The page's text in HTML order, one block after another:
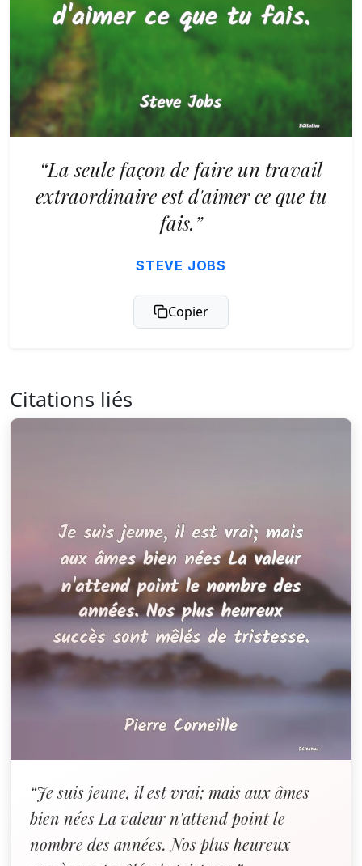
“La seule façon de faire un travail
extraordinaire est d'aimer ce que tu
fais.”
STEVE JOBS
Copier
Citations liés
“Je suis jeune, il est vrai; mais aux âmes
bien nées La valeur n'attend point le
nombre des années. Nos plus heureux